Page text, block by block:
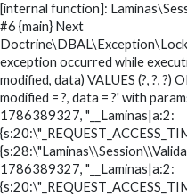
[internal function]:
#6 {main} Next
exception occurred while
modified, data) VALUES (?, ?, ?)
modified = ?, data = ?' with
1786389327, "__Laminas|a:2:
1786389327, "__Laminas|a:2: